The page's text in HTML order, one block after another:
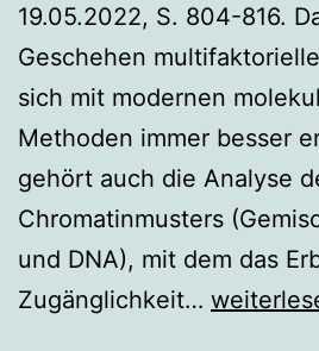
19.05.2022, S. 804-816.
Geschehen
sich mit modernen
Methoden immer besser
gehört auch die Analyse
Chromatinmusters
und DNA), mit dem das
Zugänglichkeit…